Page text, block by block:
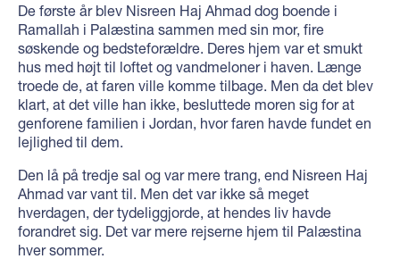
De første år blev Nisreen Haj Ahmad dog boende i
Ramallah i Palæstina sammen med sin mor, fire
søskende og bedsteforældre. Deres hjem var et smukt
hus med højt til loftet og vandmeloner i haven. Længe
troede de, at faren ville komme tilbage. Men da det blev
klart, at det ville han ikke, besluttede moren sig for at
genforene familien i Jordan, hvor faren havde fundet en
lejlighed til dem.
Den lå på tredje sal og var mere trang, end Nisreen Haj
Ahmad var vant til. Men det var ikke så meget
hverdagen, der tydeliggjorde, at hendes liv havde
forandret sig. Det var mere rejserne hjem til Palæstina
hver sommer.